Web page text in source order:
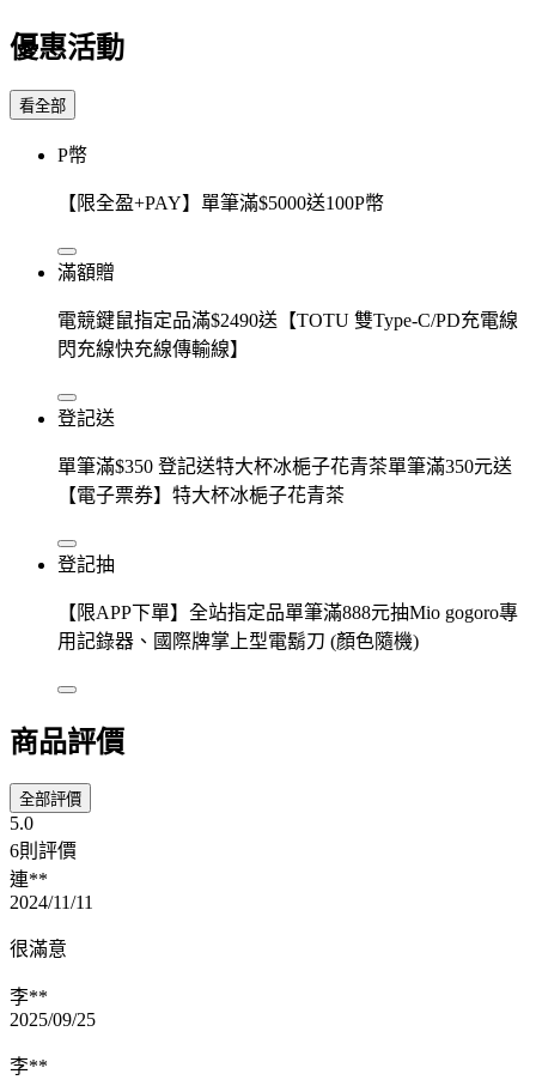
優惠活動
看全部
P幣
【限全盈+PAY】單筆滿$5000送100P幣
滿額贈
電競鍵鼠指定品滿$2490送【TOTU 雙Type-C/PD充電線
閃充線快充線傳輸線】
登記送
單筆滿$350 登記送特大杯冰梔子花青茶單筆滿350元送
【電子票券】特大杯冰梔子花青茶
登記抽
【限APP下單】全站指定品單筆滿888元抽Mio gogoro專
用記錄器、國際牌掌上型電鬍刀 (顏色隨機)
商品評價
全部評價
5.0
6則評價
連**
2024/11/11
很滿意
李**
2025/09/25
李**